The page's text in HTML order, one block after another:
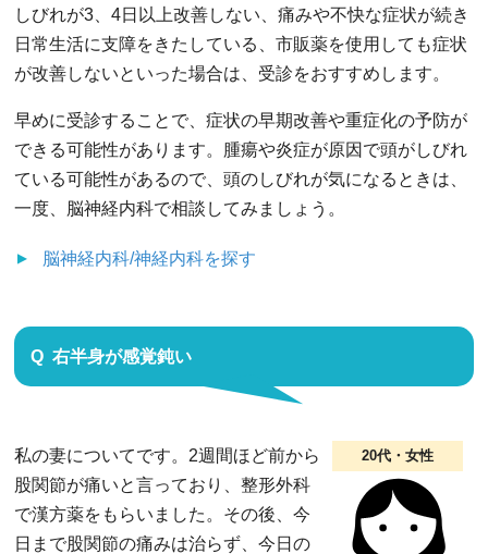
しびれが3、4日以上改善しない、痛みや不快な症状が続き
日常生活に支障をきたしている、市販薬を使用しても症状
が改善しないといった場合は、受診をおすすめします。
早めに受診することで、症状の早期改善や重症化の予防が
できる可能性があります。腫瘍や炎症が原因で頭がしびれ
ている可能性があるので、頭のしびれが気になるときは、
一度、脳神経内科で相談してみましょう。
脳神経内科/神経内科を探す
右半身が感覚鈍い
20代・女性
私の妻についてです。2週間ほど前から
股関節が痛いと言っており、整形外科
で漢方薬をもらいました。その後、今
日まで股関節の痛みは治らず、今日の